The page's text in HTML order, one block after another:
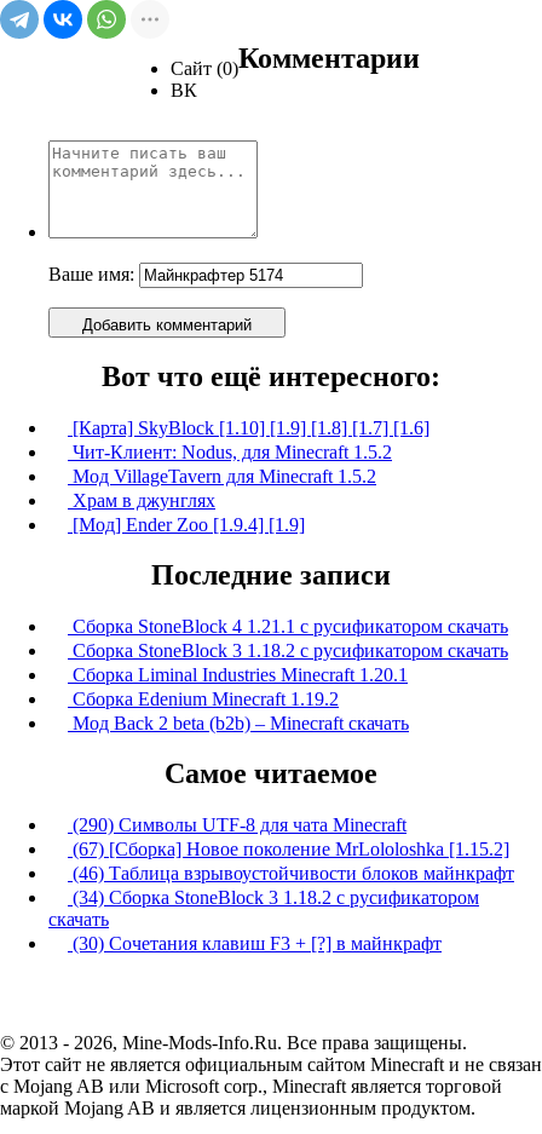
Сайт (0)
ВК
Комментарии
Ваше имя:
Добавить комментарий
Вот что ещё интересного:
[Карта] SkyBlock [1.10] [1.9] [1.8] [1.7] [1.6]
Чит-Клиент: Nodus, для Minecraft 1.5.2
Мод VillageTavern для Minecraft 1.5.2
Храм в джунглях
[Мод] Ender Zoo [1.9.4] [1.9]
Последние записи
Сборка StoneBlock 4 1.21.1 с русификатором скачать
Сборка StoneBlock 3 1.18.2 с русификатором скачать
Сборка Liminal Industries Minecraft 1.20.1
Сборка Edenium Minecraft 1.19.2
Мод Back 2 beta (b2b) – Minecraft скачать
Самое читаемое
(290) Символы UTF-8 для чата Minecraft
(67) [Сборка] Новое поколение MrLololoshka [1.15.2]
(46) Таблица взрывоустойчивости блоков майнкрафт
(34) Сборка StoneBlock 3 1.18.2 с русификатором
скачать
(30) Сочетания клавиш F3 + [?] в майнкрафт
© 2013 - 2026, Mine-Mods-Info.Ru. Все права защищены.
Этот сайт не является официальным сайтом Minecraft и не связан
с Mojang AB или Microsoft corp., Minecraft является торговой
маркой Mojang AB и является лицензионным продуктом.